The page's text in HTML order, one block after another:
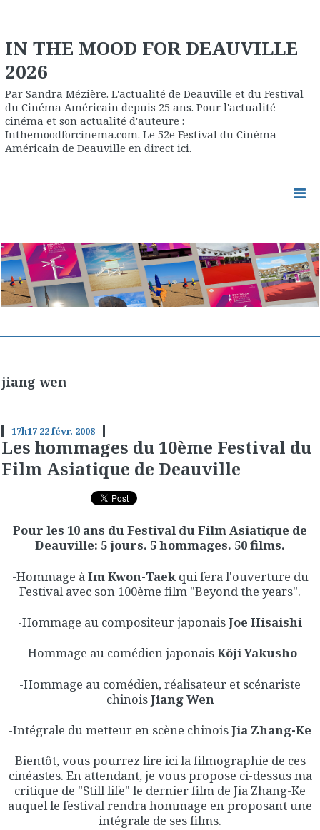
IN THE MOOD FOR DEAUVILLE
2026
Par Sandra Mézière. L'actualité de Deauville et du Festival
du Cinéma Américain depuis 25 ans. Pour l'actualité
cinéma et son actualité d'auteure :
Inthemoodforcinema.com. Le 52e Festival du Cinéma
Américain de Deauville en direct ici.
jiang wen
17h17 22févr. 2008
Les hommages du 10ème Festival du
Film Asiatique de Deauville
Pour les 10 ans du Festival du Film Asiatique de
Deauville: 5 jours. 5 hommages. 50 films.
-Hommage àIm Kwon-Taekqui fera l'ouverture du
Festival avec son 100ème film "Beyond the years".
-Hommage au compositeur japonaisJoe Hisaishi
-Hommage au comédien japonaisKôji Yakusho
-Hommage au comédien, réalisateur et scénariste
chinoisJiang Wen
-Intégrale du metteur en scène chinoisJia Zhang-Ke
Bientôt, vous pourrez lire ici la filmographie de ces
cinéastes. En attendant, je vous propose ci-dessus ma
critique de "Still life" le dernier film de Jia Zhang-Ke
auquel le festival rendra hommage en proposant une
intégrale de ses films.